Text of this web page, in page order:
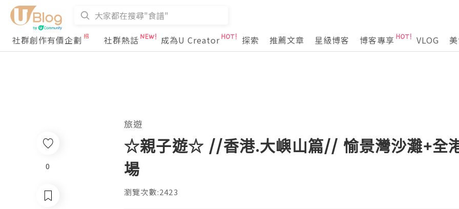
社群創作有價企劃 社群熱話 成為U Creator 探索 推薦文章 星級博客 博客專享 VLOG
0
旅遊
☆親子遊☆ //香港.大嶼山篇// 愉景灣沙灘+全
場
瀏覽次數:2423